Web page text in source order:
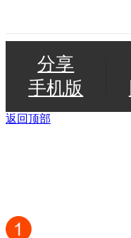
分享
手机版
返回顶部